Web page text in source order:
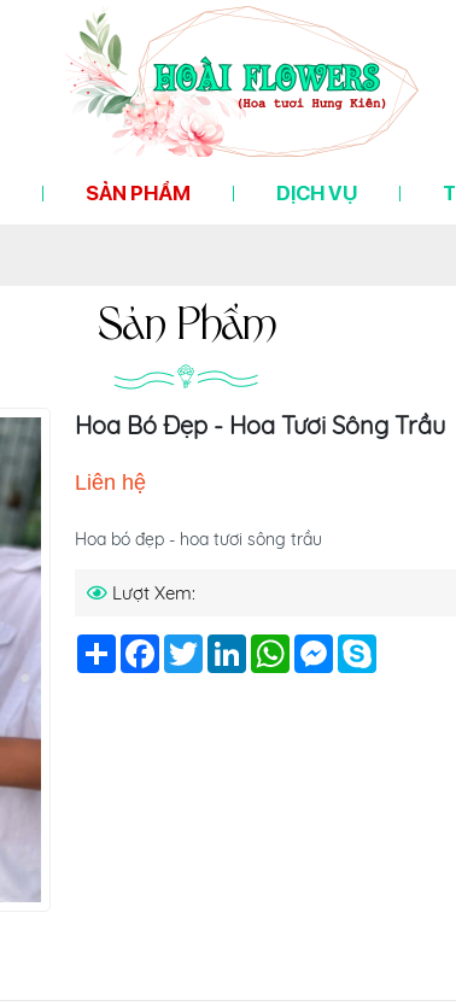
SẢN PHẨM DỊCH VỤ
Sản Phẩm
Hoa Bó Đẹp - Hoa Tươi Sông Trầu
Liên hệ
Hoa bó đẹp - hoa tươi sông trầu
Lượt Xem:
Chia
sẻ
Facebook
TwitterLinkedInWhatsAppMessenger